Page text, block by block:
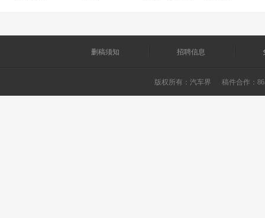
删稿须知 招聘信息
版权所有： 汽车界 稿件合作：